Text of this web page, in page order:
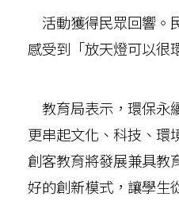
活動獲得民眾回響。
感受到「放天燈可以很
教育局表示，環保永
更串起文化、科技、環
創客教育將發展兼具教
好的創新模式，讓學生